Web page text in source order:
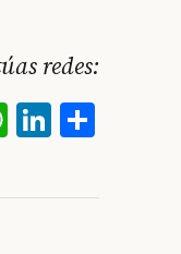
redes:
WhatsApp
LinkedIn